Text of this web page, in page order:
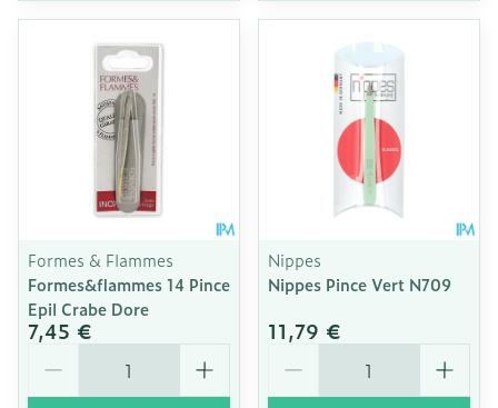
Formes & Flammes
Formes&flammes 14 Pince
Epil Crabe Dore
7,45 €
Nippes
Nippes Pince Vert N709
11,79 €